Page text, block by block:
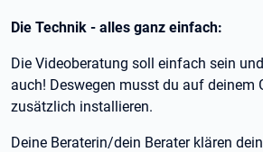
Die Technik - alles ganz einfach:
Die Videoberatung soll einfach sein
auch! Deswegen musst du auf deinem
zusätzlich installieren.
Deine Beraterin/dein Berater klären